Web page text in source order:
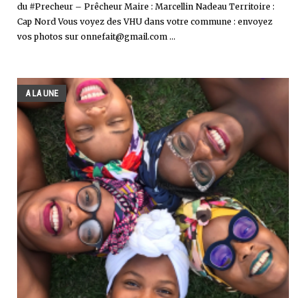
du #Precheur – Prêcheur Maire : Marcellin Nadeau Territoire :
Cap Nord Vous voyez des VHU dans votre commune : envoyez
vos photos sur onnefait@gmail.com ...
A LA UNE